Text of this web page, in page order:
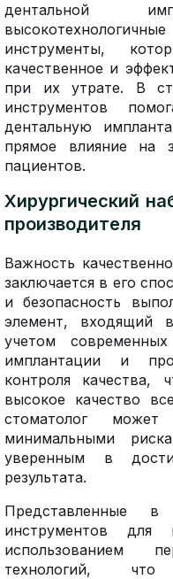
дентальной
инструменты,
качественное и
при их утрате. В
инструментов
дентальную
прямое влияние на
пациентов.
Хирургический
производителя
Важность
заключается в его
и безопасность
элемент, входящий
учетом
имплантации и
контроля качества,
высокое качество
стоматолог
минимальными
уверенным в
результата.
Представленные
инструментов для
использованием
технологий, что